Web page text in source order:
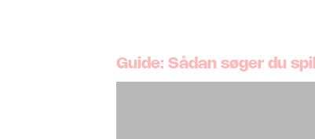
Guide: Sådan søger du